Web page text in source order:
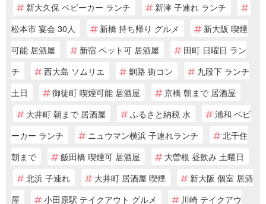
新大久保 ベビーカー ランチ
新津 子連れ ランチ
松本市 宴会 30人
新橋 持ち帰り グルメ
新大阪 喫煙
可能 居酒屋
新宿 ペット可 居酒屋
田町 日曜日 ラン
チ
西大島 ソムリエ 釧路 街コン
九段下 ランチ
土日
御徒町 喫煙可能 居酒屋
京橋 朝まで 居酒屋
大井町 朝まで 居酒屋
ふるさと納税 水
浦和 ベビ
ーカー ランチ
ニュウマン横浜 子連れランチ
北千住
朝まで
飯田橋 喫煙可 居酒屋
大曽根 昼飲み 土曜日
北浜 子連れ
大井町 居酒屋 喫煙
新大阪 個室 居酒
屋
小田原駅 テイクアウト グルメ
川崎 テイクアウ